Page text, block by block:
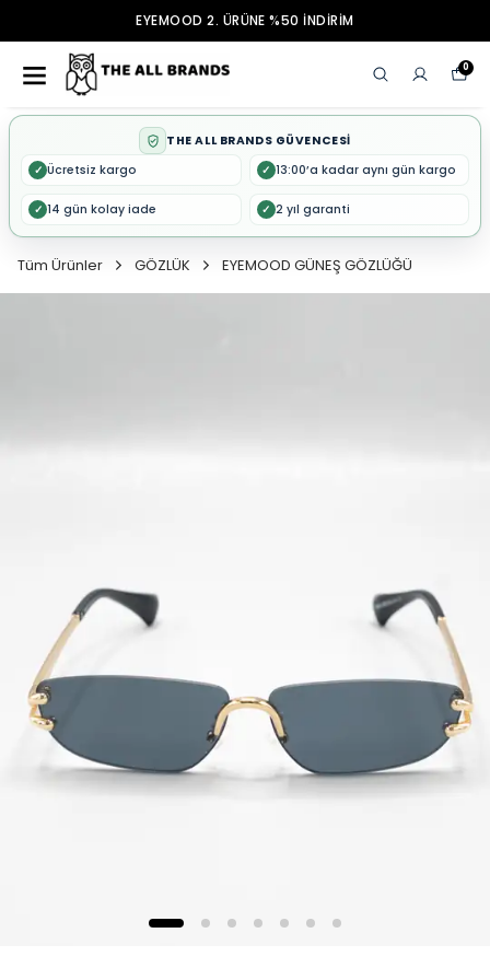
EYEMOOD 2. ÜRÜNE %50 İNDİRİM
0
THE ALL BRANDS GÜVENCESİ
✓ Ücretsiz kargo ✓ 13:00’a kadar aynı gün kargo
✓ 14 gün kolay iade ✓ 2 yıl garanti
Tüm Ürünler GÖZLÜK EYEMOOD GÜNEŞ GÖZLÜĞÜ